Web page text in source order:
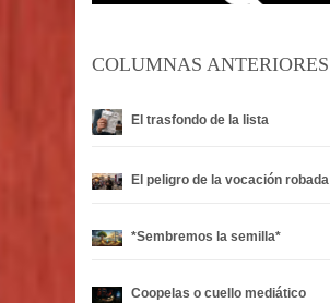
COLUMNAS ANTERIORES
El trasfondo de la lista
El peligro de la vocación robada
*Sembremos la semilla*
Coopelas o cuello mediático